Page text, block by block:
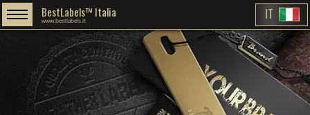
BestLabels™ Italia
www.bestlabels.it IT